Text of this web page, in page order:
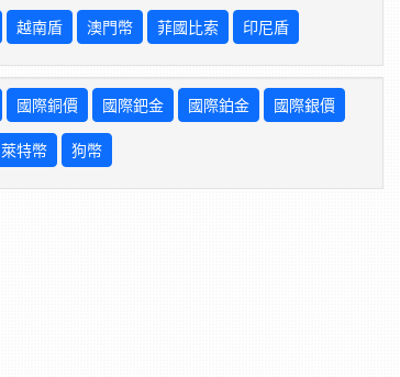
越南盾 澳門幣 菲國比索 印尼盾
國際銅價 國際鈀金 國際鉑金 國際銀價
萊特幣 狗幣